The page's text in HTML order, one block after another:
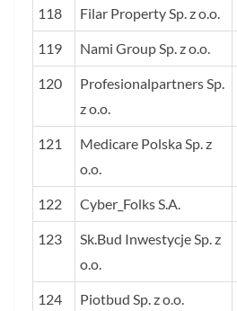
118 Filar Property Sp. z o.o.
119 Nami Group Sp. z o.o.
120
Profesionalpartners Sp.
z o.o.
121
Medicare Polska Sp. z
o.o.
122 Cyber_Folks S.A.
123
Sk.Bud Inwestycje Sp. z
o.o.
124 Piotbud Sp. z o.o.